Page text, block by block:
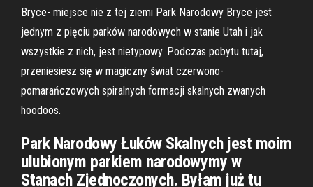
Bryce- miejsce nie z tej ziemi Park Narodowy Bryce jest
jednym z pięciu parków narodowych w stanie Utah i jak
wszystkie z nich, jest nietypowy. Podczas pobytu tutaj,
przeniesiesz się w magiczny świat czerwono-
pomarańczowych spiralnych formacji skalnych zwanych
hoodoos.
Park Narodowy Łuków Skalnych jest moim
ulubionym parkiem narodowymy w
Stanach Zjednoczonych. Byłam już tu